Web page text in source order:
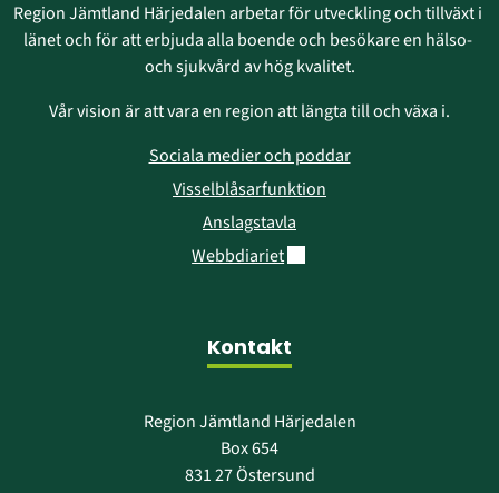
Region Jämtland Härjedalen arbetar för utveckling och tillväxt i
länet och för att erbjuda alla boende och besökare en hälso-
och sjukvård av hög kvalitet.
Vår vision är att vara en region att längta till och växa i.
Sociala medier och poddar
Visselblåsarfunktion
Anslagstavla
WebbdiarietLänk till annan webbplats.
Kontakt
Region Jämtland Härjedalen
Box 654
831 27 Östersund